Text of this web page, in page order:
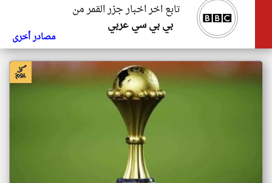
تابع اخر اخبار جزر القمر من
بي بي سي عربي
مصادر أخرى